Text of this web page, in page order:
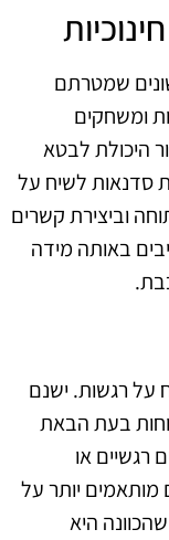
שמטרתם
ומשחקים
היכולת לבטא
סדנאות לשיח על
וביצירת קשרים
באותה מידה
על רגשות. ישנם
בעת הבאת
רגשיים או
מותאמים יותר על
היא